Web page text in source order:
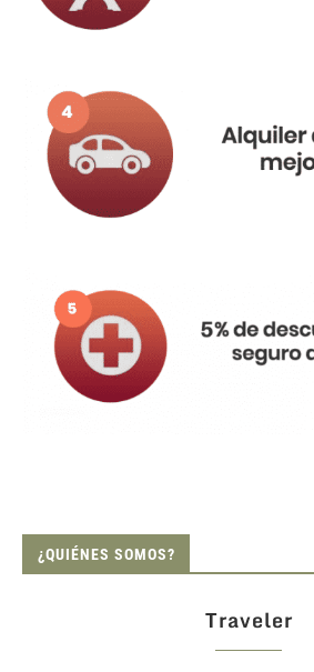
¿QUIÉNES SOMOS?
Traveler